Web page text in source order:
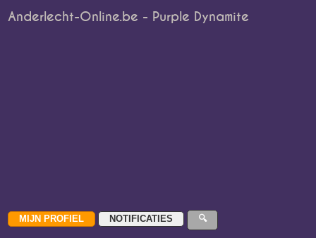
Anderlecht-Online.be - Purple Dynamite